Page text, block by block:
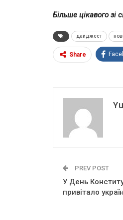
Більше цікавого зі
дайджест
Share
PREV POST
У День
привітало